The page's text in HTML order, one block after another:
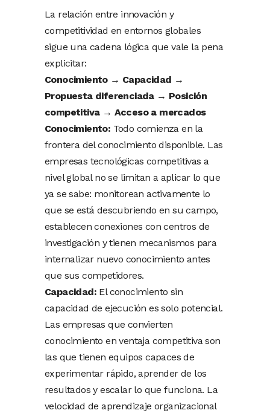
La relación entre innovación y
competitividad en entornos globales
sigue una cadena lógica que vale la pena
explicitar:
Conocimiento → Capacidad →
Propuesta diferenciada → Posición
competitiva → Acceso a mercados
Conocimiento: Todo comienza en la
frontera del conocimiento disponible. Las
empresas tecnológicas competitivas a
nivel global no se limitan a aplicar lo que
ya se sabe: monitorean activamente lo
que se está descubriendo en su campo,
establecen conexiones con centros de
investigación y tienen mecanismos para
internalizar nuevo conocimiento antes
que sus competidores.
Capacidad: El conocimiento sin
capacidad de ejecución es solo potencial.
Las empresas que convierten
conocimiento en ventaja competitiva son
las que tienen equipos capaces de
experimentar rápido, aprender de los
resultados y escalar lo que funciona. La
velocidad de aprendizaje organizacional